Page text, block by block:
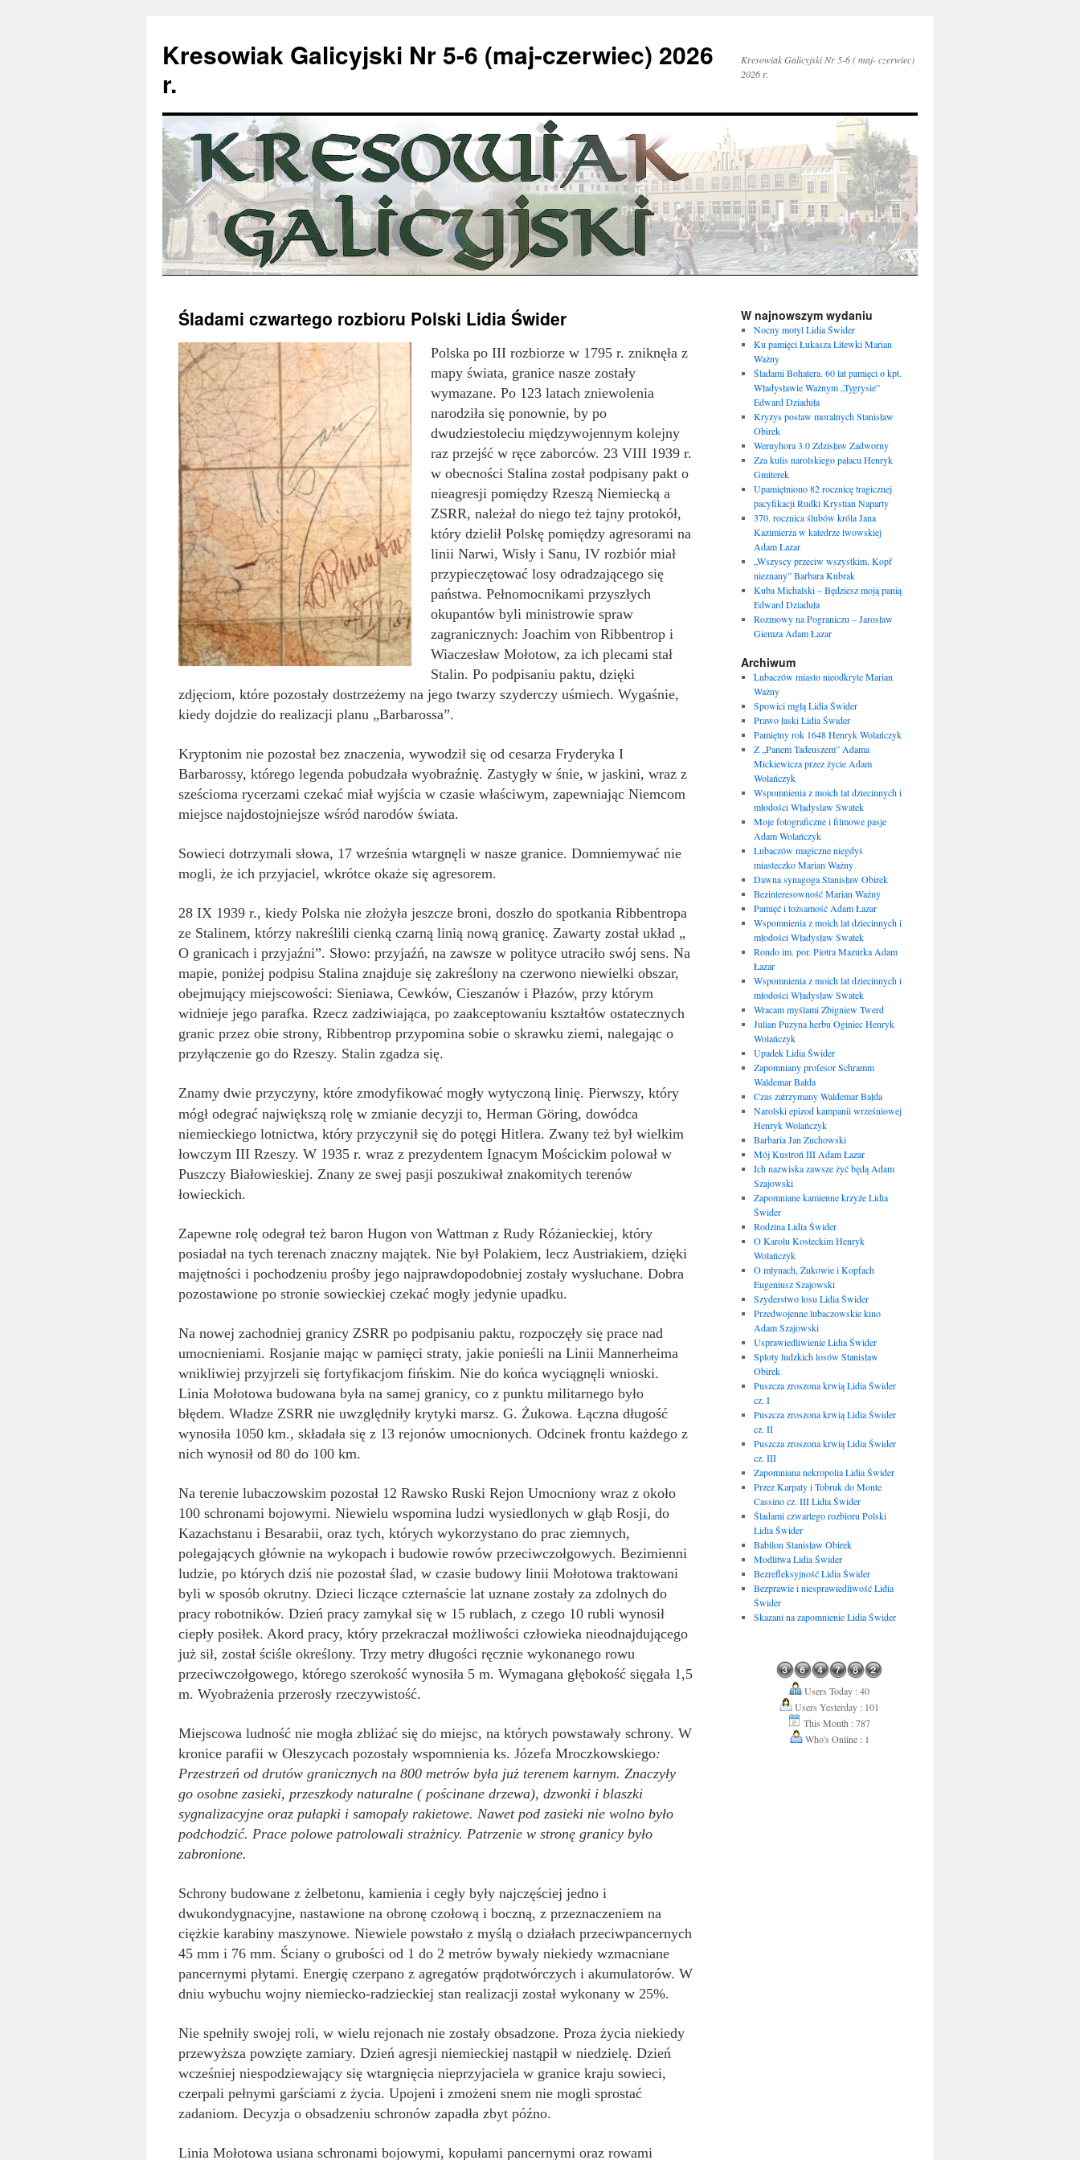
Kresowiak Galicyjski Nr 5-6 (maj-czerwiec) 2026
r.
Kresowiak Galicyjski Nr 5-6 ( maj- czerwiec)
2026 r.
do
treści
Śladami czwartego rozbioru Polski Lidia Świder
Polska po III rozbiorze w 1795 r. zniknęła z
mapy świata, granice nasze zostały
wymazane. Po 123 latach zniewolenia
narodziła się ponownie, by po
dwudziestoleciu międzywojennym kolejny
raz przejść w ręce zaborców. 23 VIII 1939 r.
w obecności Stalina został podpisany pakt o
nieagresji pomiędzy Rzeszą Niemiecką a
ZSRR, należał do niego też tajny protokół,
który dzielił Polskę pomiędzy agresorami na
linii Narwi, Wisły i Sanu, IV rozbiór miał
przypieczętować losy odradzającego się
państwa. Pełnomocnikami przyszłych
okupantów byli ministrowie spraw
zagranicznych: Joachim von Ribbentrop i
Wiaczesław Mołotow, za ich plecami stał
Stalin. Po podpisaniu paktu, dzięki
zdjęciom, które pozostały dostrzeżemy na jego twarzy szyderczy uśmiech. Wygaśnie,
kiedy dojdzie do realizacji planu „Barbarossa”.
Kryptonim nie pozostał bez znaczenia, wywodził się od cesarza Fryderyka I
Barbarossy, którego legenda pobudzała wyobraźnię. Zastygły w śnie, w jaskini, wraz z
sześcioma rycerzami czekać miał wyjścia w czasie właściwym, zapewniając Niemcom
miejsce najdostojniejsze wśród narodów świata.
Sowieci dotrzymali słowa, 17 września wtargnęli w nasze granice. Domniemywać nie
mogli, że ich przyjaciel, wkrótce okaże się agresorem.
28 IX 1939 r., kiedy Polska nie złożyła jeszcze broni, doszło do spotkania Ribbentropa
ze Stalinem, którzy nakreślili cienką czarną linią nową granicę. Zawarty został układ „
O granicach i przyjaźni”. Słowo: przyjaźń, na zawsze w polityce utraciło swój sens. Na
mapie, poniżej podpisu Stalina znajduje się zakreślony na czerwono niewielki obszar,
obejmujący miejscowości: Sieniawa, Cewków, Cieszanów i Płazów, przy którym
widnieje jego parafka. Rzecz zadziwiająca, po zaakceptowaniu kształtów ostatecznych
granic przez obie strony, Ribbentrop przypomina sobie o skrawku ziemi, nalegając o
przyłączenie go do Rzeszy. Stalin zgadza się.
Znamy dwie przyczyny, które zmodyfikować mogły wytyczoną linię. Pierwszy, który
mógł odegrać największą rolę w zmianie decyzji to, Herman Göring, dowódca
niemieckiego lotnictwa, który przyczynił się do potęgi Hitlera. Zwany też był wielkim
łowczym III Rzeszy. W 1935 r. wraz z prezydentem Ignacym Mościckim polował w
Puszczy Białowieskiej. Znany ze swej pasji poszukiwał znakomitych terenów
łowieckich.
Zapewne rolę odegrał też baron Hugon von Wattman z Rudy Różanieckiej, który
posiadał na tych terenach znaczny majątek. Nie był Polakiem, lecz Austriakiem, dzięki
majętności i pochodzeniu prośby jego najprawdopodobniej zostały wysłuchane. Dobra
pozostawione po stronie sowieckiej czekać mogły jedynie upadku.
Na nowej zachodniej granicy ZSRR po podpisaniu paktu, rozpoczęły się prace nad
umocnieniami. Rosjanie mając w pamięci straty, jakie ponieśli na Linii Mannerheima
wnikliwiej przyjrzeli się fortyfikacjom fińskim. Nie do końca wyciągnęli wnioski.
Linia Mołotowa budowana była na samej granicy, co z punktu militarnego było
błędem. Władze ZSRR nie uwzględniły krytyki marsz. G. Żukowa. Łączna długość
wynosiła 1050 km., składała się z 13 rejonów umocnionych. Odcinek frontu każdego z
nich wynosił od 80 do 100 km.
Na terenie lubaczowskim pozostał 12 Rawsko Ruski Rejon Umocniony wraz z około
100 schronami bojowymi. Niewielu wspomina ludzi wysiedlonych w głąb Rosji, do
Kazachstanu i Besarabii, oraz tych, których wykorzystano do prac ziemnych,
polegających głównie na wykopach i budowie rowów przeciwczołgowych. Bezimienni
ludzie, po których dziś nie pozostał ślad, w czasie budowy linii Mołotowa traktowani
byli w sposób okrutny. Dzieci liczące czternaście lat uznane zostały za zdolnych do
pracy robotników. Dzień pracy zamykał się w 15 rublach, z czego 10 rubli wynosił
ciepły posiłek. Akord pracy, który przekraczał możliwości człowieka nieodnajdującego
już sił, został ściśle określony. Trzy metry długości ręcznie wykonanego rowu
przeciwczołgowego, którego szerokość wynosiła 5 m. Wymagana głębokość sięgała 1,5
m. Wyobrażenia przerosły rzeczywistość.
Miejscowa ludność nie mogła zbliżać się do miejsc, na których powstawały schrony. W
kronice parafii w Oleszycach pozostały wspomnienia ks. Józefa Mroczkowskiego:
Przestrzeń od drutów granicznych na 800 metrów była już terenem karnym. Znaczyły
go osobne zasieki, przeszkody naturalne ( pościnane drzewa), dzwonki i blaszki
sygnalizacyjne oraz pułapki i samopały rakietowe. Nawet pod zasieki nie wolno było
podchodzić. Prace polowe patrolowali strażnicy. Patrzenie w stronę granicy było
zabronione.
Schrony budowane z żelbetonu, kamienia i cegły były najczęściej jedno i
dwukondygnacyjne, nastawione na obronę czołową i boczną, z przeznaczeniem na
ciężkie karabiny maszynowe. Niewiele powstało z myślą o działach przeciwpancernych
45 mm i 76 mm. Ściany o grubości od 1 do 2 metrów bywały niekiedy wzmacniane
pancernymi płytami. Energię czerpano z agregatów prądotwórczych i akumulatorów. W
dniu wybuchu wojny niemiecko-radzieckiej stan realizacji został wykonany w 25%.
Nie spełniły swojej roli, w wielu rejonach nie zostały obsadzone. Proza życia niekiedy
przewyższa powzięte zamiary. Dzień agresji niemieckiej nastąpił w niedzielę. Dzień
wcześniej niespodziewający się wtargnięcia nieprzyjaciela w granice kraju sowieci,
czerpali pełnymi garściami z życia. Upojeni i zmożeni snem nie mogli sprostać
zadaniom. Decyzja o obsadzeniu schronów zapadła zbyt późno.
Linia Mołotowa usiana schronami bojowymi, kopułami pancernymi oraz rowami
W najnowszym wydaniu
Nocny motyl Lidia Świder
Ku pamięci Łukasza Litewki Marian
Ważny
Śladami Bohatera. 60 lat pamięci o kpt.
Władysławie Ważnym „Tygrysie”
Edward Dziaduła
Kryzys postaw moralnych Stanisław
Obirek
Wernyhora 3.0 Zdzisław Zadworny
Zza kulis narolskiego pałacu Henryk
Gmiterek
Upamiętniono 82 rocznicę tragicznej
pacyfikacji Rudki Krystian Naparty
370. rocznica ślubów króla Jana
Kazimierza w katedrze lwowskiej
Adam Łazar
„Wszyscy przeciw wszystkim. Kopf
nieznany” Barbara Kubrak
Kuba Michalski – Będziesz moją panią
Edward Dziaduła
Rozmowy na Pograniczu – Jarosław
Giemza Adam Łazar
Archiwum
Lubaczów miasto nieodkryte Marian
Ważny
Spowici mgłą Lidia Świder
Prawo łaski Lidia Świder
Pamiętny rok 1648 Henryk Wolańczyk
Z „Panem Tadeuszem” Adama
Mickiewicza przez życie Adam
Wolańczyk
Wspomnienia z moich lat dziecinnych i
młodości Władyslaw Swatek
Moje fotograficzne i filmowe pasje
Adam Wolańczyk
Lubaczów magiczne niegdyś
miasteczko Marian Ważny
Dawna synagoga Stanisław Obirek
Bezinteresowność Marian Ważny
Pamięć i tożsamość Adam Łazar
Wspomnienia z moich lat dziecinnych i
młodości Władysław Swatek
Rondo im. por. Piotra Mazurka Adam
Łazar
Wspomnienia z moich lat dziecinnych i
młodości Władysław Swatek
Wracam myślami Zbigniew Twerd
Julian Puzyna herbu Oginiec Henryk
Wolańczyk
Upadek Lidia Świder
Zapomniany profesor Schramm
Waldemar Bałda
Czas zatrzymany Waldemar Bałda
Narolski epizod kampanii wrześniowej
Henryk Wolańczyk
Barbaria Jan Zuchowski
Mój Kustroń III Adam Łazar
Ich nazwiska zawsze żyć będą Adam
Szajowski
Zapomniane kamienne krzyże Lidia
Świder
Rodzina Lidia Świder
O Karolu Kosteckim Henryk
Wolańczyk
O młynach, Żukowie i Kopfach
Eugeniusz Szajowski
Szyderstwo losu Lidia Świder
Przedwojenne lubaczowskie kino
Adam Szajowski
Usprawiedliwienie Lidia Świder
Sploty ludzkich losów Stanisław
Obirek
Puszcza zroszona krwią Lidia Świder
cz. I
Puszcza zroszona krwią Lidia Świder
cz. II
Puszcza zroszona krwią Lidia Świder
cz. III
Zapomniana nekropolia Lidia Świder
Przez Karpaty i Tobruk do Monte
Cassino cz. III Lidia Świder
Śladami czwartego rozbioru Polski
Lidia Świder
Babilon Stanisław Obirek
Modlitwa Lidia Świder
Bezrefleksyjność Lidia Świder
Bezprawie i niesprawiedliwość Lidia
Świder
Skazani na zapomnienie Lidia Świder
Users Today : 40
Users Yesterday : 101
This Month : 787
Who's Online : 1